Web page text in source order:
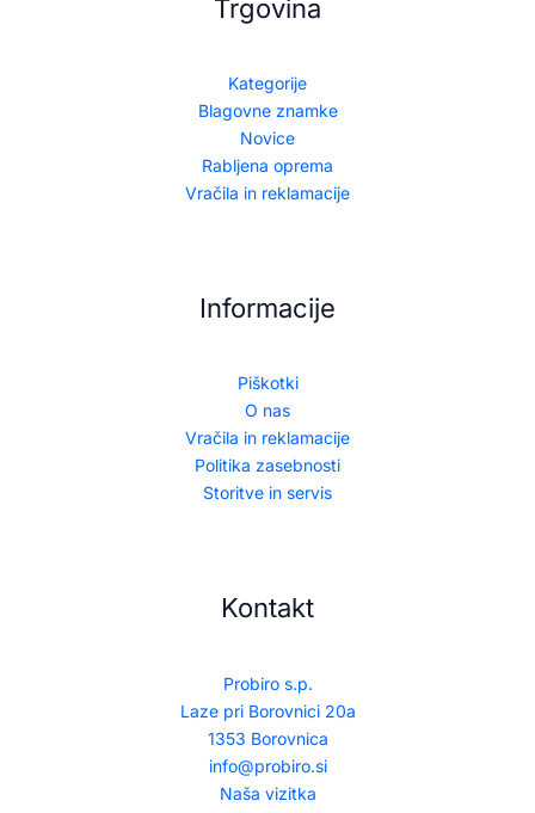
Trgovina
Kategorije
Blagovne znamke
Novice
Rabljena oprema
Vračila in reklamacije
Informacije
Piškotki
O nas
Vračila in reklamacije
Politika zasebnosti
Storitve in servis
Kontakt
Probiro s.p.
Laze pri Borovnici 20a
1353 Borovnica
info@probiro.si
Naša vizitka